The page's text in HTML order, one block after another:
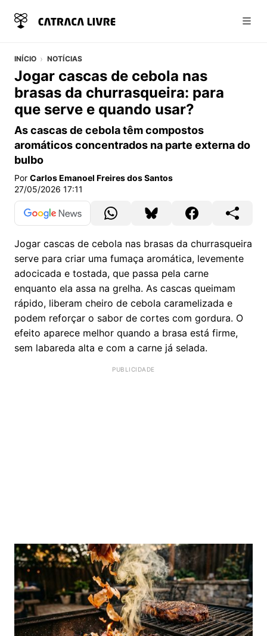
INÍCIO NOTÍCIAS
Jogar cascas de cebola nas
brasas da churrasqueira: para
que serve e quando usar?
As cascas de cebola têm compostos
aromáticos concentrados na parte externa do
bulbo
Por Carlos Emanoel Freires dos Santos
27/05/2026 17:11
Jogar cascas de cebola nas brasas da churrasqueira
serve para criar uma fumaça aromática, levemente
adocicada e tostada, que passa pela carne
enquanto ela assa na grelha. As cascas queimam
rápido, liberam cheiro de cebola caramelizada e
podem reforçar o sabor de cortes com gordura. O
efeito aparece melhor quando a brasa está firme,
sem labareda alta e com a carne já selada.